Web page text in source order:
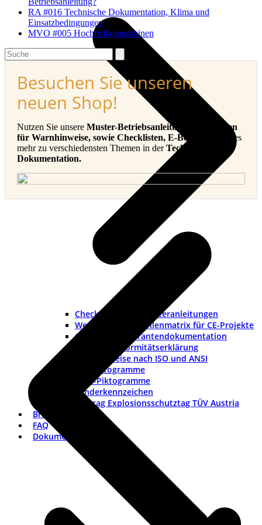
Checklisten und Musteranleitungen
Werkzeuge und Rollenmatrix für CE-Projekte
Checkliste Lieferantendokumentation
Muster-Konformitätserklärung
Warnhinweise nach ISO und ANSI
ISO-Piktogramme
ANSI-Piktogramme
Länderkennzeichen
Vortrag Explosionsschutztag TÜV Austria
Branchen
FAQ
Dokumentation
RA #016 Technische Dokumentation, Klima und
Einsatzbedingungen
MVO #005 Hochrisikomaschinen
Search
Besuchen Sie unseren
neuen Shop!
Nutzen Sie unsere Muster-Betriebsanleitungen, Vorlagen
für Warnhinweise, sowie Checklisten, E-Books
und vieles
mehr zu verschiedensten Themen in derTechnischen
Dokumentation.